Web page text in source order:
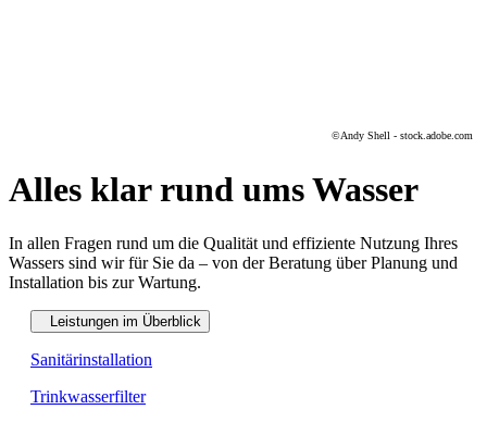
©Andy Shell - stock.adobe.com
Alles klar rund ums Wasser
In allen Fragen rund um die Qualität und effiziente Nutzung Ihres
Wassers sind wir für Sie da – von der Beratung über Planung und
Installation bis zur Wartung.
Leistungen im Überblick
Sanitärinstallation
Trinkwasserfilter